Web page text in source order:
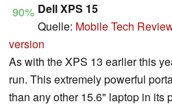
90% Dell XPS 15
Quelle: Mobile Tech
version
As with the XPS 13 earlier this
run. This extremely powerful
than any other 15.6" laptop in its